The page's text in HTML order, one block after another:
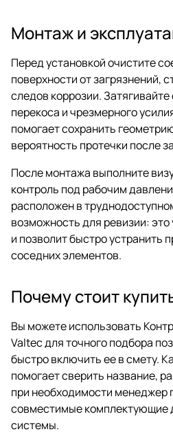
Монтаж и
Перед установкой очистите
поверхности от загрязнений,
следов коррозии.
перекоса и чрезмерного
помогает сохранить
вероятность протечки после
После монтажа выполните
контроль под рабочим
расположен в
возможность для ревизии:
и позволит быстро устранить
соседних элементов.
Почему стоит
Вы можете использовать
Valtec для точного подбора
быстро включить ее в смету.
помогает сверить название,
при необходимости менеджер
совместимые комплектующие
системы.